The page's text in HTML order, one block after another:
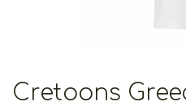
Cretoons